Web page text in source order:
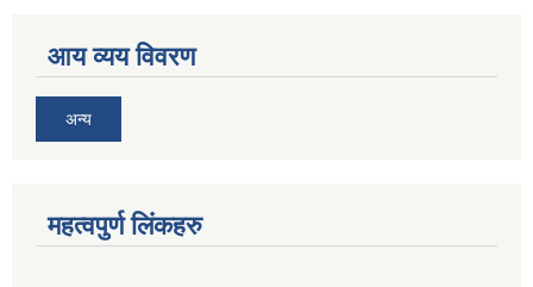
आय व्यय विवरण
अन्य
महत्वपुर्ण लिंकहरु